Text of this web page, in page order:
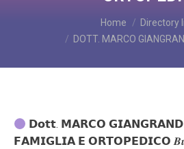
Home
Directory
DOTT. MARCO
𝗗𝗼𝘁𝘁. 𝗠𝗔𝗥𝗖𝗢
𝗙𝗔𝗠𝗜𝗚𝗟𝗜𝗔 𝗘 𝗢𝗥𝗧𝗢𝗣𝗘𝗗𝗜𝗖𝗢